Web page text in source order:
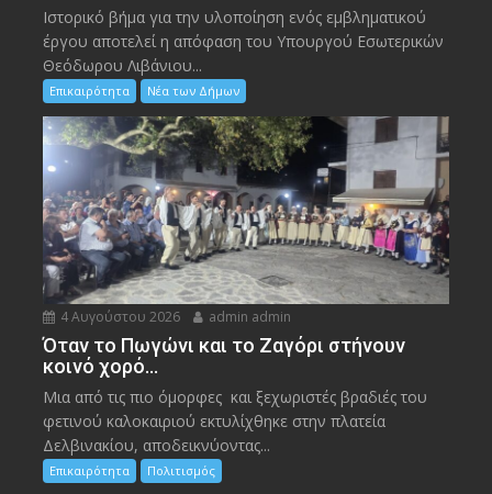
Ιστορικό βήμα για την υλοποίηση ενός εμβληματικού
έργου αποτελεί η απόφαση του Υπουργού Εσωτερικών
Θεόδωρου Λιβάνιου...
Επικαιρότητα Νέα των Δήμων
4 Αυγούστου 2026 admin admin
Όταν το Πωγώνι και το Ζαγόρι στήνουν
κοινό χορό…
Μια από τις πιο όμορφες και ξεχωριστές βραδιές του
φετινού καλοκαιριού εκτυλίχθηκε στην πλατεία
Δελβινακίου, αποδεικνύοντας...
Επικαιρότητα Πολιτισμός